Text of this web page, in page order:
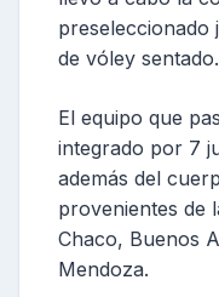
preseleccionado
de vóley sentado.
El equipo que
integrado por 7
además del
provenientes de
Chaco, Buenos
Mendoza.